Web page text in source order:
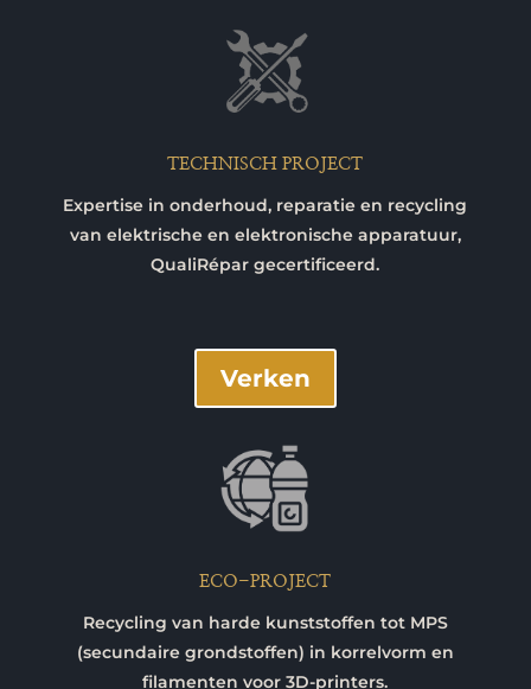
TECHNISCH PROJECT
Expertise in onderhoud, reparatie en recycling
van elektrische en elektronische apparatuur,
QualiRépar gecertificeerd.
Verken
ECO-PROJECT
Recycling van harde kunststoffen tot MPS
(secundaire grondstoffen) in korrelvorm en
filamenten voor 3D-printers.